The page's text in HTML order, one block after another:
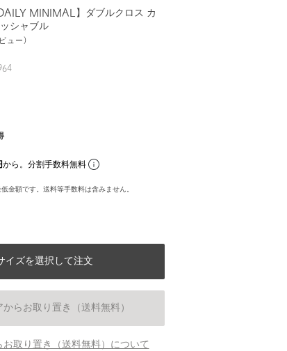
MINIMAL】ダブルクロス カ
シャブル
ュー)
から。分割手数料無料
金額です。送料等手数料は含みません。
イズを選択して注文
らお取り置き（送料無料）
取り置き（送料無料）について